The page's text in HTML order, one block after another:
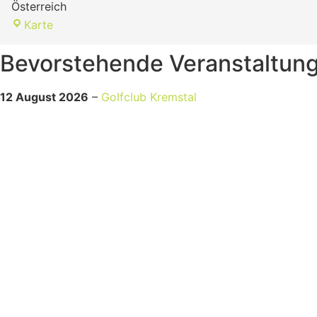
Österreich
KarteGolfclub
Bevorstehende
12 August 2026 – Golfclub Kremstal